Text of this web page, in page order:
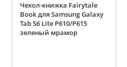
Чехол-книжка Fairytale
Book для Samsung Galaxy
Tab S6 Lite P610/P615
зеленый мрамор